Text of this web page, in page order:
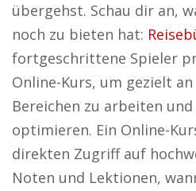
übergehst. Schau dir an,
noch zu bieten hat:
fortgeschrittene Spieler
Online-Kurs, um gezielt
Bereichen zu arbeiten
optimieren. Ein Online-
direkten Zugriff auf
Noten und Lektionen,